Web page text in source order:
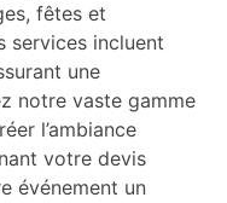
fêtes et
services incluent
une
notre vaste gamme
l’ambiance
votre devis
événement un